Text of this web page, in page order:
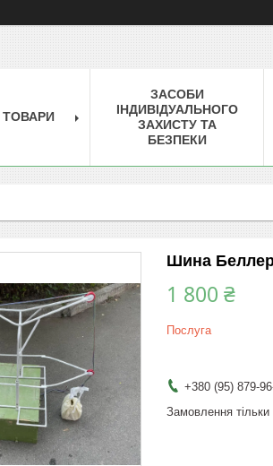
ТОВАРИ
ЗАСОБИ
ІНДИВІДУАЛЬНОГО
ЗАХИСТУ ТА
БЕЗПЕКИ
Шина
1 800 ₴
Послуга
+380 (95) 879-
Замовлення